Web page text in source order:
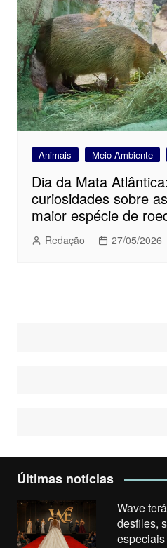
Animais Meio Ambiente
Dia da Mata
curiosidades sobre
maior espécie de
Redação 27/05/2026
Últimas notícias
Wave
desfiles,